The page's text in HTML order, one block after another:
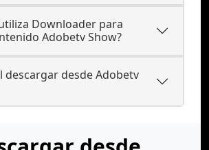
Downloader para
Adobetv Show?
descargar desde Adobetv